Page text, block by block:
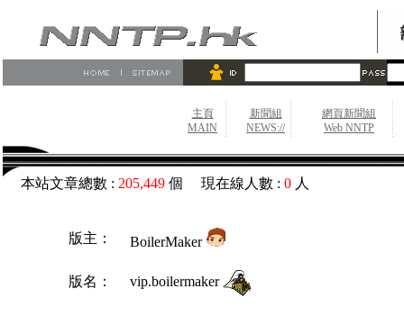
主頁
MAIN
新聞組
NEWS://
網頁新聞組
Web NNTP
本站文章總數 : 205,449 個 現在線人數 : 0 人
版主： BoilerMaker
版名： vip.boilermaker